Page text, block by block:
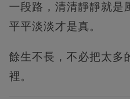
一段路，清清靜靜就是
平平淡淡才是真。
餘生不長，不必把太多
裡。